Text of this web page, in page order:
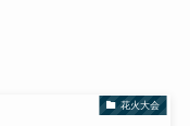
花火大会